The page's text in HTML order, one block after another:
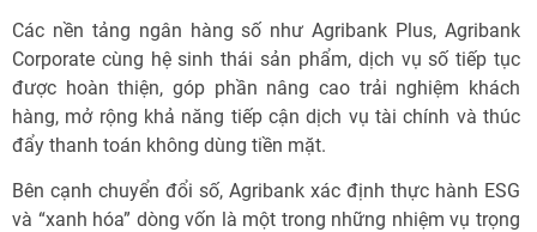
Các nền tảng ngân hàng số như Agribank Plus, Agribank
Corporate cùng hệ sinh thái sản phẩm, dịch vụ số tiếp tục
được hoàn thiện, góp phần nâng cao trải nghiệm khách
hàng, mở rộng khả năng tiếp cận dịch vụ tài chính và thúc
đẩy thanh toán không dùng tiền mặt.
Bên cạnh chuyển đổi số, Agribank xác định thực hành ESG
và “xanh hóa” dòng vốn là một trong những nhiệm vụ trọng